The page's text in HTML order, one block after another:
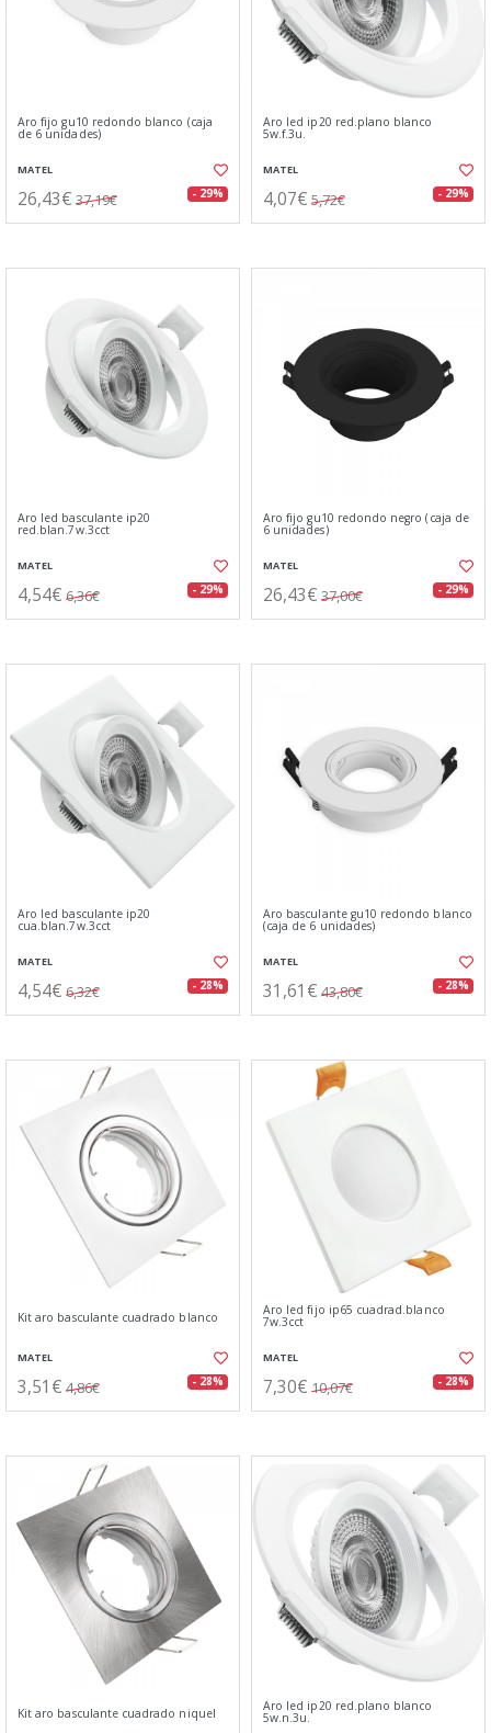
Aro fijo gu10 redondo blanco (caja
de 6 unidades)
MATEL
26,43€ 37,19€ - 29%
Aro led ip20 red.plano blanco
5w.f.3u.
MATEL
4,07€ 5,72€ - 29%
Aro led basculante ip20
red.blan.7w.3cct
MATEL
4,54€ 6,36€ - 29%
Aro fijo gu10 redondo negro (caja de
6 unidades)
MATEL
26,43€ 37,00€ - 29%
Aro led basculante ip20
cua.blan.7w.3cct
MATEL
4,54€ 6,32€ - 28%
Aro basculante gu10 redondo blanco
(caja de 6 unidades)
MATEL
31,61€ 43,80€ - 28%
Kit aro basculante cuadrado blanco
MATEL
3,51€ 4,86€ - 28%
Aro led fijo ip65 cuadrad.blanco
7w.3cct
MATEL
7,30€ 10,07€ - 28%
Kit aro basculante cuadrado niquel Aro led ip20 red.plano blanco
5w.n.3u.